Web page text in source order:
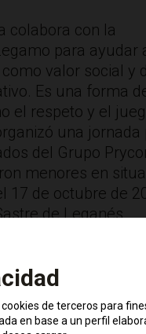
colabora con la
para ayudar
valor social y
Es una forma
el respeto y el
una jornada
del Grupo
menores en
17 de octubre de
de Leganés.
libres:Cada
de terceros para
en base a un perfil